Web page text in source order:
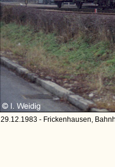
29.12.1983 - Frickenhausen,